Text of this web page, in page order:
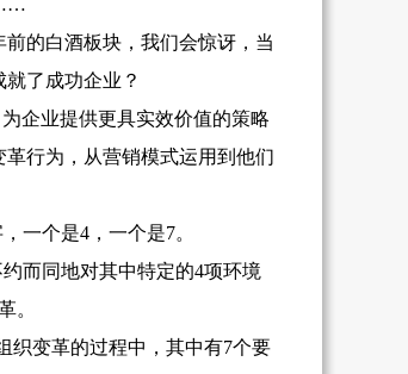
……
的白酒板块，我们会惊讶，当
了成功企业？
企业提供更具实效价值的策略
行为，从营销模式运用到他们
一个是4，一个是7。
而同地对其中特定的4项环境
。
织变革的过程中，其中有7个要